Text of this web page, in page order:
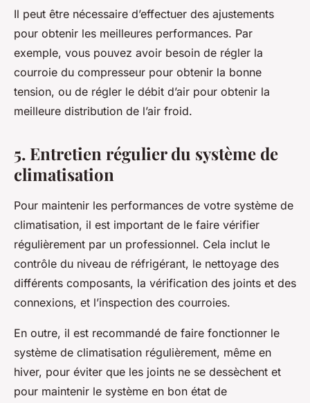
Il peut être nécessaire d’effectuer des ajustements
pour obtenir les meilleures performances. Par
exemple, vous pouvez avoir besoin de régler la
courroie du compresseur pour obtenir la bonne
tension, ou de régler le débit d’air pour obtenir la
meilleure distribution de l’air froid.
5. Entretien régulier du système de
climatisation
Pour maintenir les performances de votre système de
climatisation, il est important de le faire vérifier
régulièrement par un professionnel. Cela inclut le
contrôle du niveau de réfrigérant, le nettoyage des
différents composants, la vérification des joints et des
connexions, et l’inspection des courroies.
En outre, il est recommandé de faire fonctionner le
système de climatisation régulièrement, même en
hiver, pour éviter que les joints ne se dessèchent et
pour maintenir le système en bon état de